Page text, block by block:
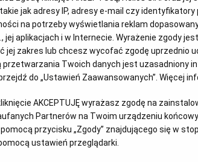
OPIS WYDARZENIA
NOCNE MARATONY
hasłem PIEP*ZYĆ
HORRORAMI!Wspólne
W piątek 13 lutego,
walentynkowej atmosfery,
początek „SKAŻENIE”,
jak adresy IP, adresy e-mail czy
na potrzeby wyświetlania reklam
jej aplikacjach i w Internecie. Wyrażenie zgody
jej zakres lub chcesz wycofać zgodę uprzednio
przetwarzania Twoich danych jest uzasadniony
do „Ustawień Zaawansowanych”. Więcej
AKCEPTUJĘ wyrażasz zgodę na
Partnerów na Twoim urządzeniu
przycisku „Zgody” znajdującego się w
ustawień przeglądarki.